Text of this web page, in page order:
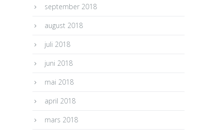
september 2018
august 2018
juli 2018
juni 2018
mai 2018
april 2018
mars 2018